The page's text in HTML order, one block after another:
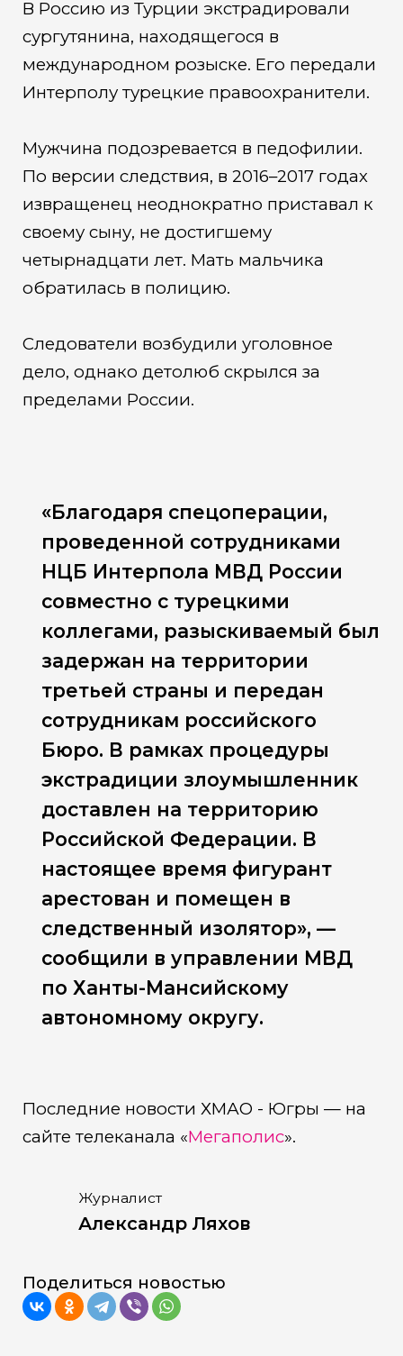
В Россию из Турции экстрадировали
сургутянина, находящегося в
международном розыске. Его передали
Интерполу турецкие правоохранители.
Мужчина подозревается в педофилии.
По версии следствия, в 2016–2017 годах
извращенец неоднократно приставал к
своему сыну, не достигшему
четырнадцати лет. Мать мальчика
обратилась в полицию.
Следователи возбудили уголовное
дело, однако детолюб скрылся за
пределами России.
«Благодаря спецоперации,
проведенной сотрудниками
НЦБ Интерпола МВД России
совместно с турецкими
коллегами, разыскиваемый был
задержан на территории
третьей страны и передан
сотрудникам российского
Бюро. В рамках процедуры
экстрадиции злоумышленник
доставлен на территорию
Российской Федерации. В
настоящее время фигурант
арестован и помещен в
следственный изолятор», —
сообщили в управлении МВД
по Ханты-Мансийскому
автономному округу.
Последние новости ХМАО - Югры — на
сайте телеканала «Мегаполис».
Журналист
Александр Ляхов
Поделиться новостью